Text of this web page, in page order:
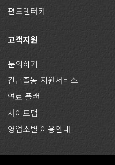
편도렌터카
고객지원
문의하기
긴급출동 지원서비스
연료 플랜
사이트맵
영업소별 이용안내